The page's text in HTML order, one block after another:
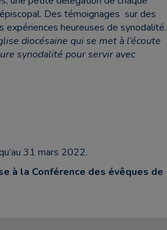
Des témoignages surdes
expériences heureuses de synodalité.
diocésaine qui se met à l’écoute
synodalité pour servir avec
31 mars 2022.
à la Conférence des évêques de